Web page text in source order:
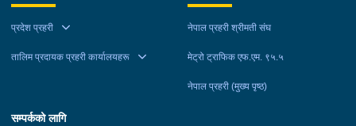
प्रदेश प्रहरी
तालिम प्रदायक प्रहरी कार्यालयहरू
नेपाल प्रहरी श्रीमती संघ
मेट्रो ट्राफिक एफ.एम. ९५.५
नेपाल प्रहरी (मुख्य पृष्ठ)
सम्पर्कको लागि